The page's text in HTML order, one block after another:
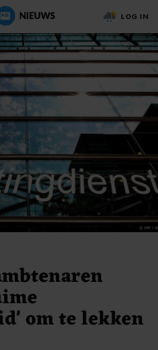
LOG IN
om te lekken